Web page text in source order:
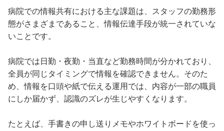
病院での情報共有における主な課題は、スタッフの勤務形
態がさまざまであること、情報伝達手段が統一されていな
いことです。
病院では日勤・夜勤・当直など勤務時間が分かれており、
全員が同じタイミングで情報を確認できません。そのた
め、情報を口頭や紙で伝える運用では、内容が一部の職員
にしか届かず、認識のズレが生じやすくなります。
たとえば、手書きの申し送りメモやホワイトボードを使っ